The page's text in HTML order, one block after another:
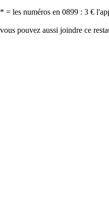
* = les numéros en 0899 : 3 €
vous pouvez aussi joindre ce